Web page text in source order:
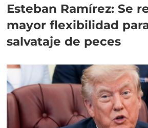
Esteban Ramírez: Se
mayor flexibilidad
salvataje de peces